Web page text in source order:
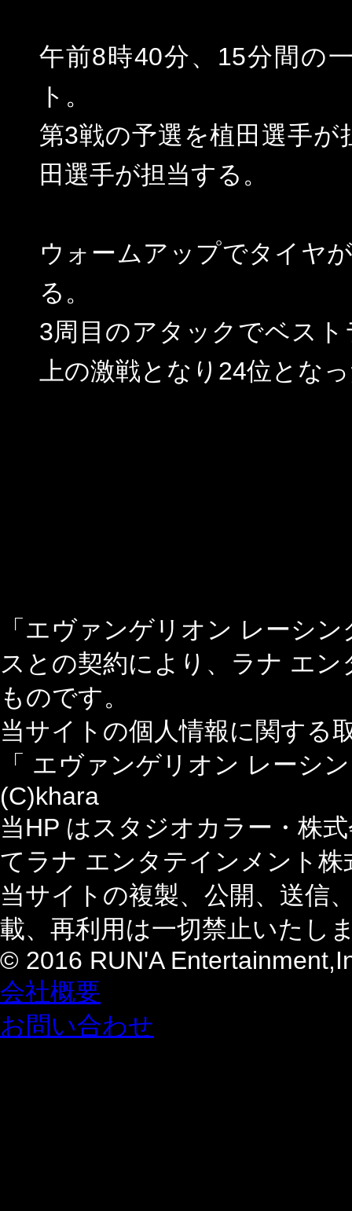
午前8時40分、15分間の
ト。
第3戦の予選を植田選手
田選手が担当する。
ウォームアップでタイヤ
る。
3周目のアタックでベスト
上の激戦となり24位とな
「エヴァンゲリオン レーシ
スとの契約により、ラナ エ
ものです。
当サイトの個人情報に関する
「 エヴァンゲリオン レーシ
(C)khara
当HP はスタジオカラー・株
てラナ エンタテインメント
当サイトの複製、公開、送信
載、再利用は一切禁止いたし
© 2016 RUN'A
会社概要
お問い合わせ